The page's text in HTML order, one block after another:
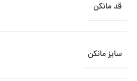
قد مانکن
سایز مانکن